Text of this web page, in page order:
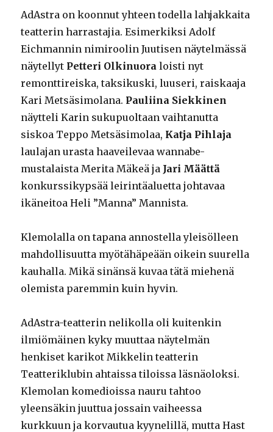
AdAstra on koonnut yhteen todella lahjakkaita
teatterin harrastajia. Esimerkiksi Adolf
Eichmannin nimiroolin Juutisen näytelmässä
näytellyt Petteri Olkinuora loisti nyt
remonttireiska, taksikuski, luuseri, raiskaaja
Kari Metsäsimolana. Pauliina Siekkinen
näytteli Karin sukupuoltaan vaihtanutta
siskoa Teppo Metsäsimolaa, Katja Pihlaja
laulajan urasta haaveilevaa wannabe-
mustalaista Merita Mäkeä ja Jari Määttä
konkurssikypsää leirintäaluetta johtavaa
ikäneitoa Heli ”Manna” Mannista.
Klemolalla on tapana annostella yleisölleen
mahdollisuutta myötähäpeään oikein suurella
kauhalla. Mikä sinänsä kuvaa tätä miehenä
olemista paremmin kuin hyvin.
AdAstra-teatterin nelikolla oli kuitenkin
ilmiömäinen kyky muuttaa näytelmän
henkiset karikot Mikkelin teatterin
Teatteriklubin ahtaissa tiloissa läsnäoloksi.
Klemolan komedioissa nauru tahtoo
yleensäkin juuttua jossain vaiheessa
kurkkuun ja korvautua kyynelillä, mutta Hast